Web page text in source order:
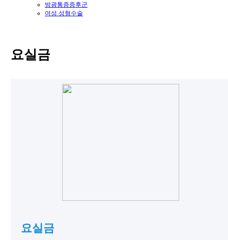
방광통증증후군
여성 성형수술
요실금
요실금